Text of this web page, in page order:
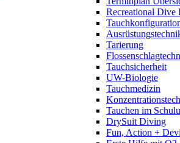
Recreational Dive
Tarierung
Tauchsicherheit
UW-Biologie
Tauchmedizin
Tauchen im
DrySuit Diving
Fun, Action +